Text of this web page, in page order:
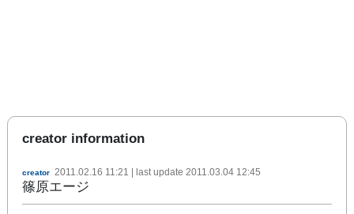
creator information
creator 2011.02.16 11:21 | last update 2011.03.04 12:45
篠原エージ